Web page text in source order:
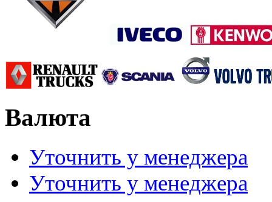
Валюта
Уточнить у менеджера
Уточнить у менеджера